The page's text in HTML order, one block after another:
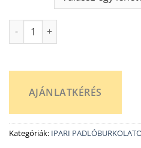
Gerflor Mipolam Robust EL7
AJÁNLATKÉRÉS
Kategóriák: IPARI